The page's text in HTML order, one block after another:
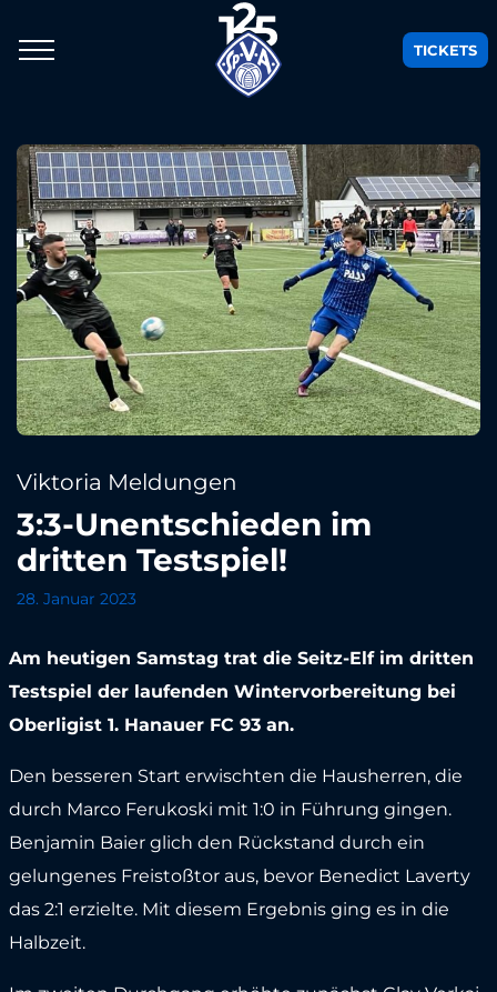
TICKETS
Viktoria Meldungen
3:3-Unentschieden im
dritten Testspiel!
28. Januar 2023
Am heutigen Samstag trat die Seitz-Elf im dritten
Testspiel der laufenden Wintervorbereitung bei
Oberligist 1. Hanauer FC 93 an.
Den besseren Start erwischten die Hausherren, die
durch Marco Ferukoski mit 1:0 in Führung gingen.
Benjamin Baier glich den Rückstand durch ein
gelungenes Freistoßtor aus, bevor Benedict Laverty
das 2:1 erzielte. Mit diesem Ergebnis ging es in die
Halbzeit.